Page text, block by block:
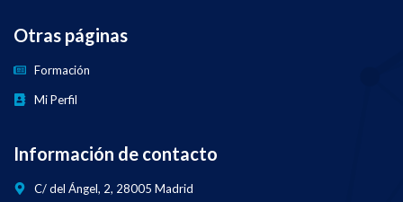
Otras páginas
Formación
Mi Perfil
Información de contacto
C/ del Ángel, 2, 28005 Madrid